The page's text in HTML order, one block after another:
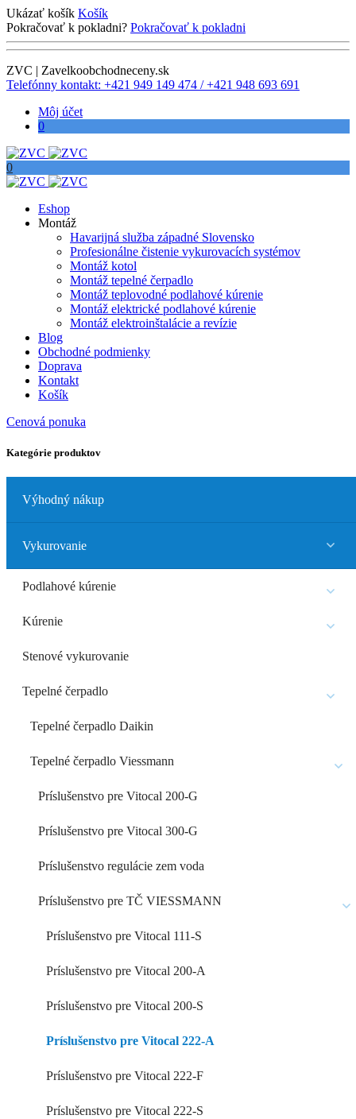
Ukázať košík Košík
Pokračovať k pokladni? Pokračovať k pokladni
ZVC | Zavelkoobchodneceny.sk
Telefónny kontakt: +421 949 149 474 / +421 948 693 691
Môj účet
0
0
Eshop
Montáž
Havarijná služba západné Slovensko
Profesionálne čistenie vykurovacích systémov
Montáž kotol
Montáž tepelné čerpadlo
Montáž teplovodné podlahové kúrenie
Montáž elektrické podlahové kúrenie
Montáž elektroinštalácie a revízie
Blog
Obchodné podmienky
Doprava
Kontakt
Košík
Cenová ponuka
Kategórie produktov
Výhodný nákup
Vykurovanie
Podlahové kúrenie
Kúrenie
Stenové vykurovanie
Tepelné čerpadlo
Tepelné čerpadlo Daikin
Tepelné čerpadlo Viessmann
Príslušenstvo pre Vitocal 200-G
Príslušenstvo pre Vitocal 300-G
Príslušenstvo regulácie zem voda
Príslušenstvo pre TČ VIESSMANN
Príslušenstvo pre Vitocal 111-S
Príslušenstvo pre Vitocal 200-A
Príslušenstvo pre Vitocal 200-S
Príslušenstvo pre Vitocal 222-A
Príslušenstvo pre Vitocal 222-F
Príslušenstvo pre Vitocal 222-S